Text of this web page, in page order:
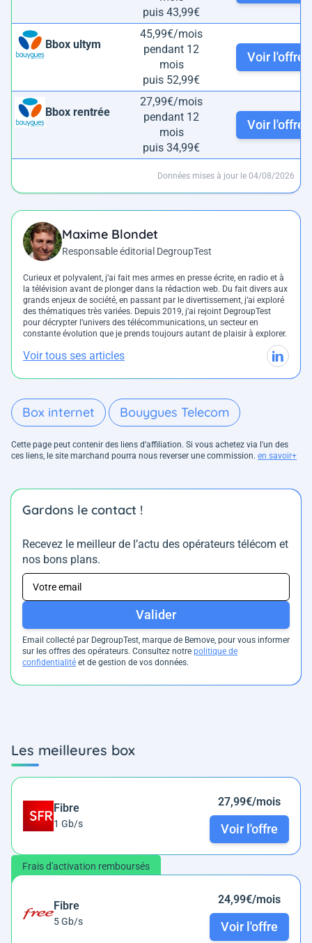
puis 43,99€
Bbox ultym
45,99€/mois
pendant 12
mois
puis 52,99€
Voir l'offre
Bbox rentrée
27,99€/mois
pendant 12
mois
puis 34,99€
Voir l'offre
Données mises à jour le 04/08/2026
Maxime Blondet
Responsable éditorial DegroupTest
Curieux et polyvalent, j’ai fait mes armes en presse écrite, en radio et à
la télévision avant de plonger dans la rédaction web. Du fait divers aux
grands enjeux de société, en passant par le divertissement, j’ai exploré
des thématiques très variées. Depuis 2019, j’ai rejoint DegroupTest
pour décrypter l’univers des télécommunications, un secteur en
constante évolution que je prends toujours autant de plaisir à explorer.
Voir tous ses articles
Box internet Bouygues Telecom
Cette page peut contenir des liens d’affiliation. Si vous achetez via l'un des
ces liens, le site marchand pourra nous reverser une commission. en savoir+
Gardons le contact !
Recevez le meilleur de l’actu des opérateurs télécom et
nos bons plans.
Valider
Email collecté par DegroupTest, marque de Bemove, pour vous informer
sur les offres des opérateurs. Consultez notre politique de
confidentialité et de gestion de vos données.
Les meilleures box
Fibre
1 Gb/s
27,99€/mois
Voir l'offre
Frais d'activation remboursés
Fibre
5 Gb/s
24,99€/mois
Voir l'offre